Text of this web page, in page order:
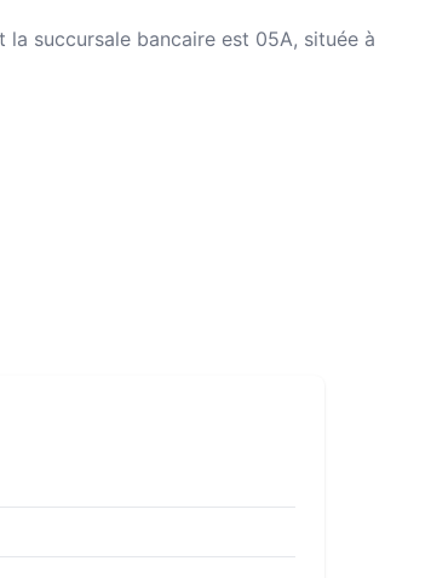
la succursale bancaire est 05A, située à